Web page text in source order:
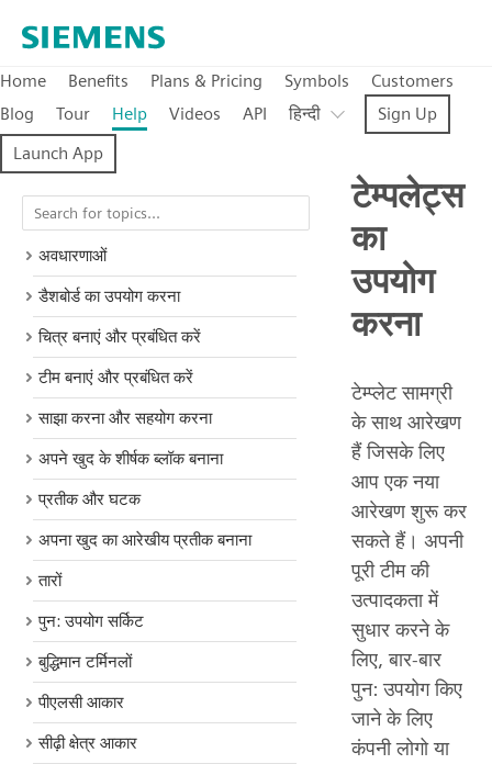
Home Benefits Plans & Pricing Symbols
Customers
Blog
Tour Help Videos API हिन्दी
Sign Up
Launch App
अवधारणाओं
डैशबोर्ड का उपयोग करना
चित्र बनाएं और प्रबंधित करें
टीम बनाएं और प्रबंधित करें
साझा करना और सहयोग करना
अपने खुद के शीर्षक ब्लॉक बनाना
प्रतीक और घटक
अपना खुद का आरेखीय प्रतीक बनाना
तारों
पुन: उपयोग सर्किट
बुद्धिमान टर्मिनलों
पीएलसी आकार
सीढ़ी क्षेत्र आकार
टेम्पलेट्स
का
उपयोग
करना
टेम्प्लेट सामग्री
के साथ आरेखण
हैं जिसके लिए
आप एक नया
आरेखण शुरू कर
सकते हैं। अपनी
पूरी टीम की
उत्पादकता में
सुधार करने के
लिए, बार-बार
पुन: उपयोग किए
जाने के लिए
कंपनी लोगो या